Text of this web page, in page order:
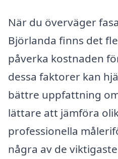
När du överväger
Björlanda finns det
påverka kostnaden
dessa faktorer kan
bättre uppfattning
lättare att jämföra
professionella
några av de